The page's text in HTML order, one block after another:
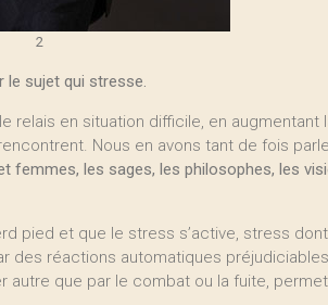
2
le sujet qui stresse.
relais en situation difficile, en augmentant
Nous en avons tant de fois
femmes, les sages, les philosophes, les
pied et que le stress s’active, stress
des réactions automatiques
que par le combat ou la fuite,